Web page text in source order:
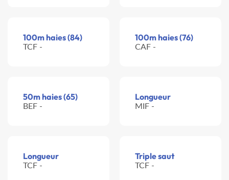
100m haies (84)
TCF -
100m haies (76)
CAF -
50m haies (65)
BEF -
Longueur
MIF -
Longueur
TCF -
Triple saut
TCF -